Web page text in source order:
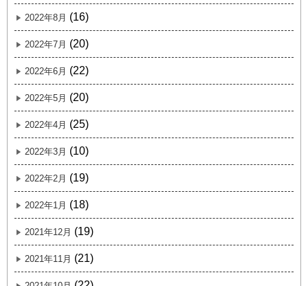
2022年8月 (16)
2022年7月 (20)
2022年6月 (22)
2022年5月 (20)
2022年4月 (25)
2022年3月 (10)
2022年2月 (19)
2022年1月 (18)
2021年12月 (19)
2021年11月 (21)